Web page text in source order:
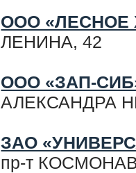
ООО «ЛЕСНОЕ
ЛЕНИНА, 42
ООО «ЗАП-
АЛЕКСАНДРА
ЗАО
пр-т